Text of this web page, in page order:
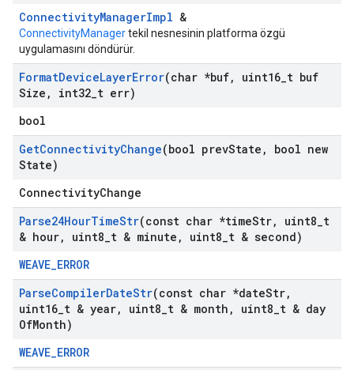
ConnectivityManagerImpl &
ConnectivityManagertekil nesnesinin platforma özgü
uygulamasını döndürür.
FormatDeviceLayerError(char *buf, uint16 t buf
Size , int32 t err)
bool
GetConnectivityChange(bool prevState ,
bool new
State)
ConnectivityChange
Parse24HourTimeStr(const char *timeStr, uint8 t
& hour, uint8 t & minute , uint8 t & second)
WEAVE_ERROR
ParseCompilerDateStr(const char *dateStr,
uint16 t & year, uint8 t & month , uint8 t & day
OfMonth)
WEAVE_ERROR